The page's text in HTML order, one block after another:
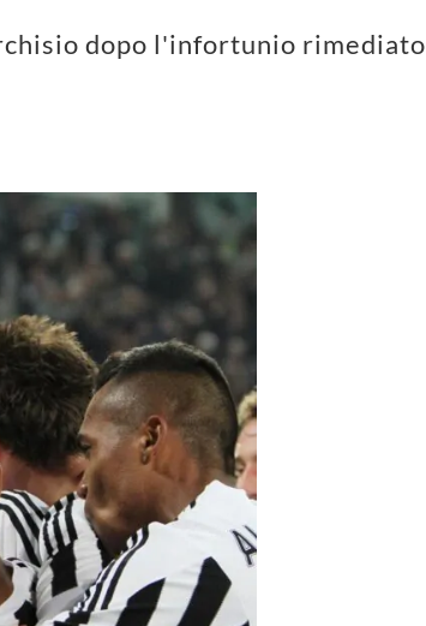
dopo l'infortunio rimediato